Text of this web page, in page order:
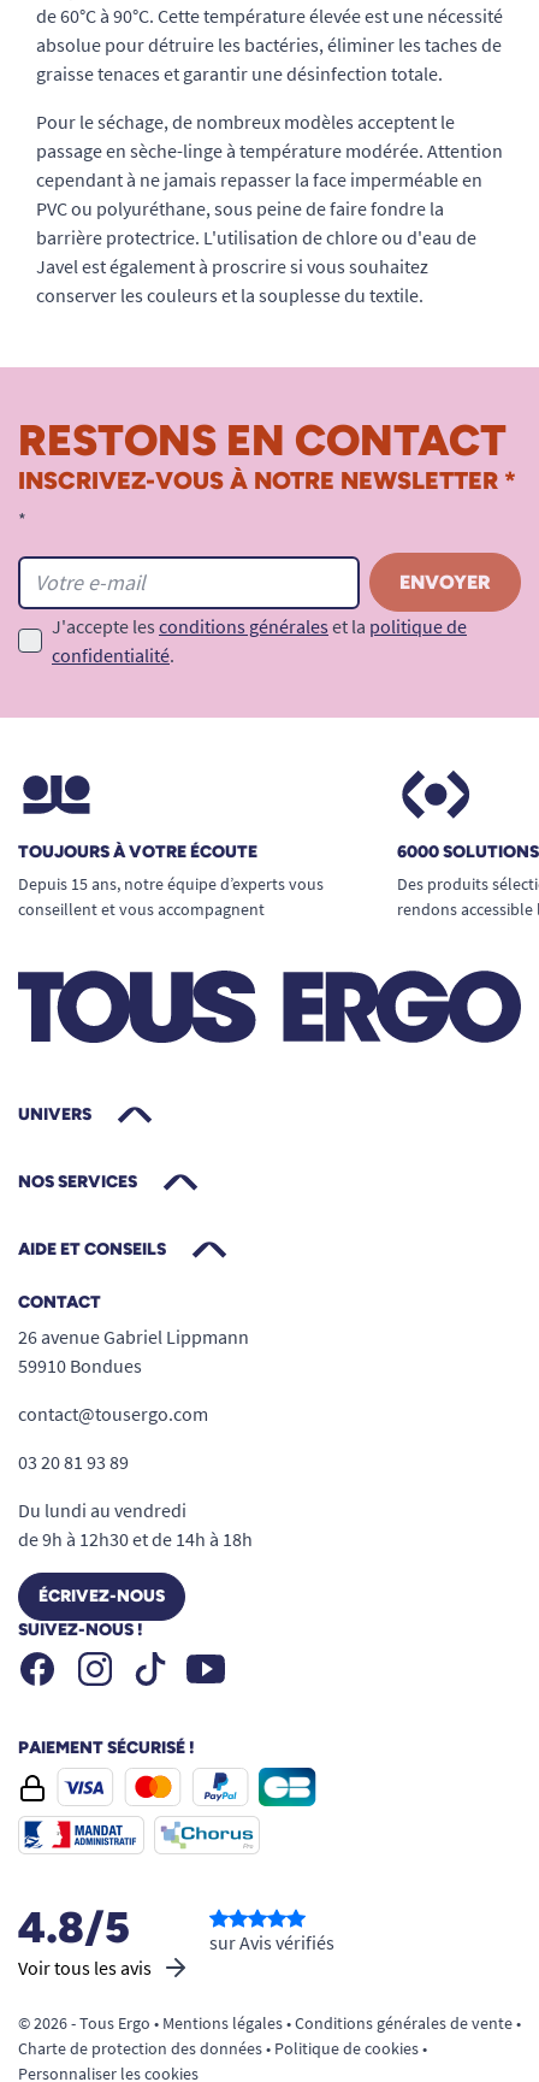
de 60°C à 90°C. Cette température élevée est une nécessité
absolue pour détruire les bactéries, éliminer les taches de
graisse tenaces et garantir une désinfection totale.
Pour le séchage, de nombreux modèles acceptent le
passage en sèche-linge à température modérée. Attention
cependant à ne jamais repasser la face imperméable en
PVC ou polyuréthane, sous peine de faire fondre la
barrière protectrice. L'utilisation de chlore ou d'eau de
Javel est également à proscrire si vous souhaitez
conserver les couleurs et la souplesse du textile.
RESTONS EN CONTACT
INSCRIVEZ-VOUS À NOTRE NEWSLETTER *
*
J'accepte les conditions générales et la politique de
confidentialité.
TOUJOURS À VOTRE ÉCOUTE
Depuis 15 ans, notre équipe d’experts vous
conseillent et vous accompagnent
6000
Des produits
rendons
UNIVERS
NOS SERVICES
AIDE ET CONSEILS
CONTACT
26 avenue Gabriel Lippmann
59910 Bondues
contact@tousergo.com
03 20 81 93 89
Du lundi au vendredi
de 9h à 12h30 et de 14h à 18h
ÉCRIVEZ-NOUS
SUIVEZ-NOUS !
FacebookInstagramTiktok Youtube
PAIEMENT SÉCURISÉ !
4.8/5
Voir tous les avis
sur Avis vérifiés
© 2026 - Tous Ergo • Mentions légales•Conditions générales de vente•
Charte de protection des données• Politique de cookies•
Personnaliser les cookies